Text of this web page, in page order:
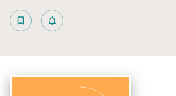
bookmark_border notifications_none_outlined